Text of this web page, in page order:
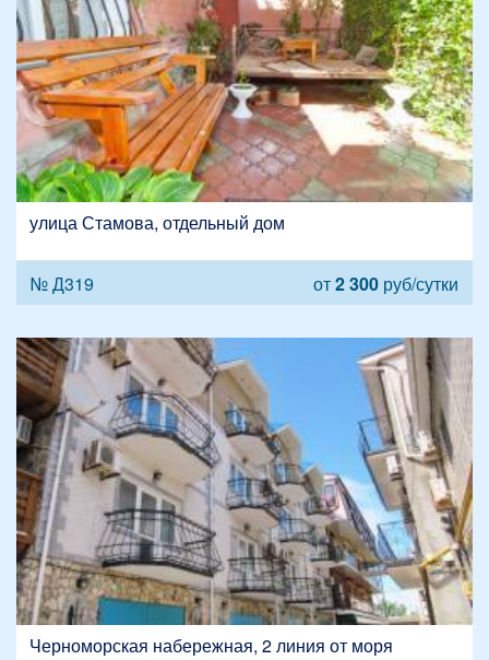
улица Стамова, отдельный дом
№ Д319 от2 300 руб/сутки
Черноморская набережная, 2 линия от моря